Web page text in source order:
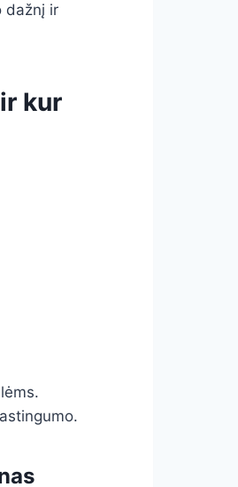
dažnį ir
kur